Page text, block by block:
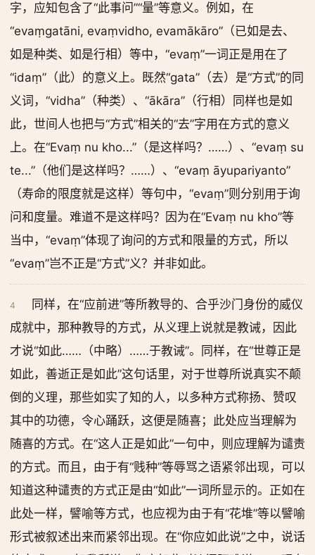
字，应知包含了“此事问”“量”等意义。例如，在
“evaṃgatāni, evaṃvidho, evamākāro”（已如是去、
如是种类、如是行相）等中，“evaṃ”一词正是用在了
“idaṃ”（此）的意义上。既然“gata”（去）是“方式”的同
义词，“vidha”（种类）、“ākāra”（行相）同样也是如
此，世间人也把与“方式”相关的“去”字用在方式的意义
上。在“Evaṃ nu kho...”（是这样吗？……）、“evaṃ su
te...”（他们是这样吗？……）、“evaṃ āyupariyanto”
（寿命的限度就是这样）等句中，“evaṃ”则分别用于询
问和度量。难道不是这样吗？因为在“Evaṃ nu kho”等
当中，“evaṃ”体现了询问的方式和限量的方式，所以
“evaṃ”岂不正是“方式”义？并非如此。
4
同样，在“应前进”等所教导的、合乎沙门身份的威仪
成就中，那种教导的方式，从义理上说就是教诫，因此
才说“如此……（中略）……于教诫”。同样，在“世尊正是
如此，善逝正是如此”这句话里，对于世尊所说真实不颠
倒的义理，那些如实了知的人，以多种方式称扬、赞叹
其中的功德，令心踊跃，这便是随喜；此处应当理解为
随喜的方式。在“这人正是如此”一句中，则应理解为谴责
的方式。而且，由于有“贱种”等辱骂之语紧邻出现，可以
知道这种谴责的方式正是由“如此”一词所显示的。正如在
此处一样，譬喻等方式，也应视为由于有“花堆”等以譬喻
形式被叙述出来而紧邻出现。在“你应如此说”之中，说话